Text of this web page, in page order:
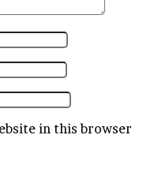
in this browser